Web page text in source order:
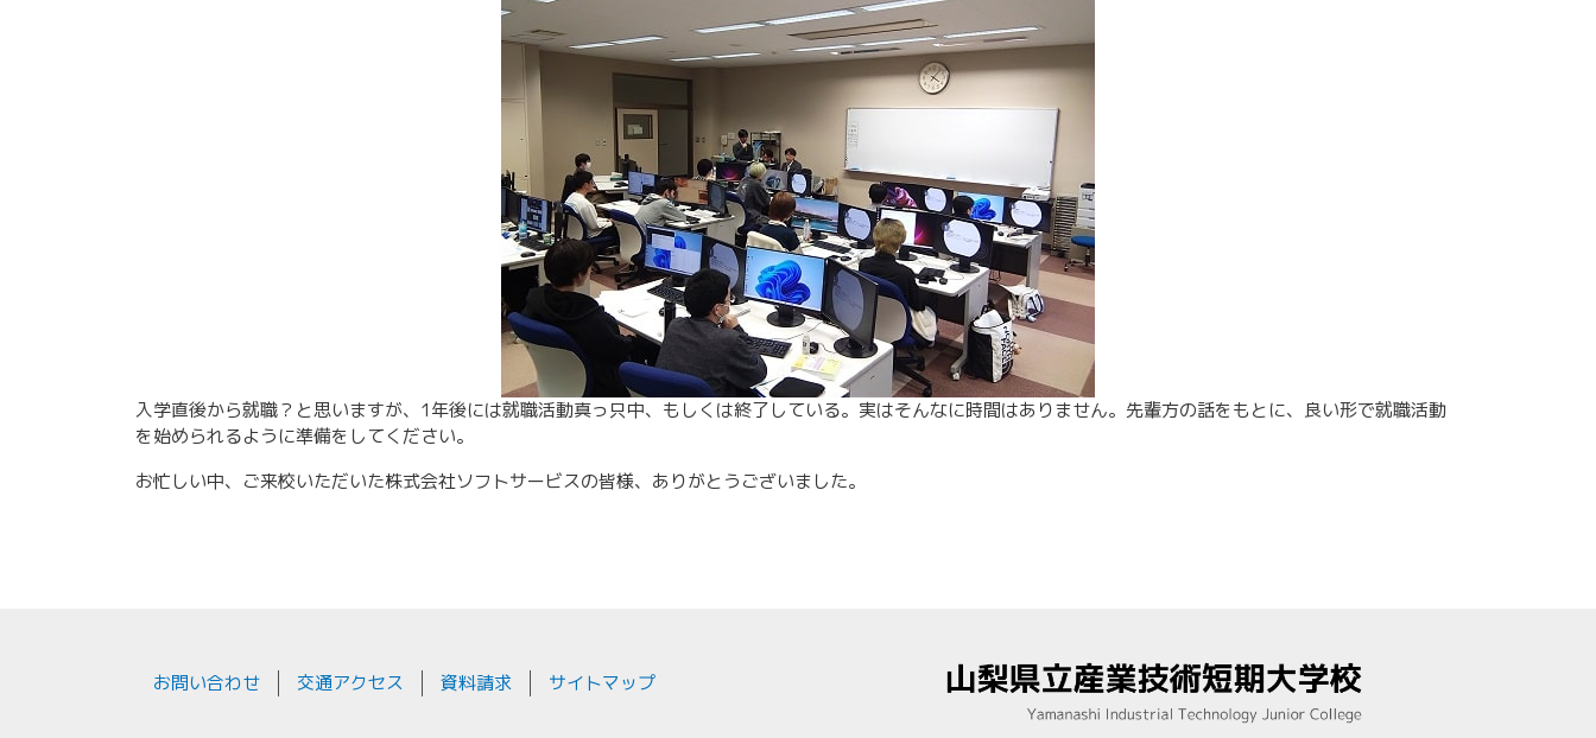
入学直後から就職？と思いますが、1年後には就職活動真っ只中、もしくは終了している。実はそんなに時間はありません。先輩方の話をもとに、良い形で就職活動
を始められるように準備をしてください。
お忙しい中、ご来校いただいた株式会社ソフトサービスの皆様、ありがとうございました。
お問い合わせ 交通アクセス 資料請求 サイトマップ